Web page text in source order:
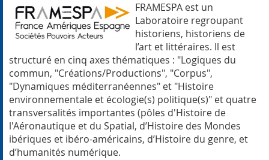
FRAMESPA est un
Laboratoire regroupant
historiens, historiens de
l’art et littéraires. Il est
structuré en cinq axes thématiques : "Logiques du
commun, "Créations/Productions", "Corpus",
"Dynamiques méditerranéennes" et "Histoire
environnementale et écologie(s) politique(s)" et quatre
transversalités importantes (pôles d'Histoire de
l'Aéronautique et du Spatial, d’Histoire des Mondes
ibériques et ibéro-américains, d’Histoire du genre, et
d’humanités numérique.